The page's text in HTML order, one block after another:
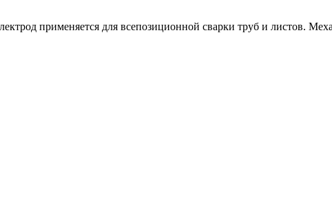
применяется для всепозиционной сварки труб и листов.